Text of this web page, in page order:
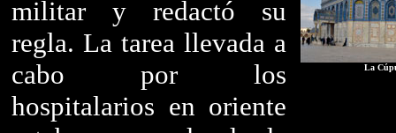
militar y redactó su
regla. La tarea llevada a
cabo por los
hospitalarios en oriente
La